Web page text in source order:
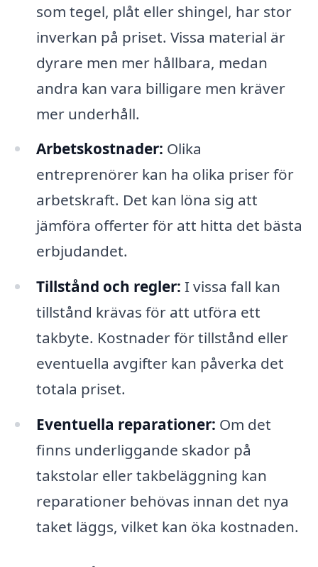
som tegel, plåt eller shingel, har stor
inverkan på priset. Vissa material är
dyrare men mer hållbara, medan
andra kan vara billigare men kräver
mer underhåll.
Arbetskostnader: Olika
entreprenörer kan ha olika priser för
arbetskraft. Det kan löna sig att
jämföra offerter för att hitta det bästa
erbjudandet.
Tillstånd och regler: I vissa fall kan
tillstånd krävas för att utföra ett
takbyte. Kostnader för tillstånd eller
eventuella avgifter kan påverka det
totala priset.
Eventuella reparationer: Om det
finns underliggande skador på
takstolar eller takbeläggning kan
reparationer behövas innan det nya
taket läggs, vilket kan öka kostnaden.